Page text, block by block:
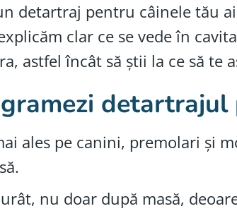
detartraj pentru câinele tău
clar ce se vede în
astfel încât să știi la ce să
ales pe canini, premolari și
nu doar după masă,